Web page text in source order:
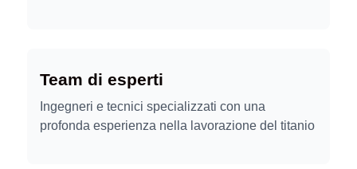
Team di esperti
Ingegneri e tecnici specializzati con una
profonda esperienza nella lavorazione del titanio